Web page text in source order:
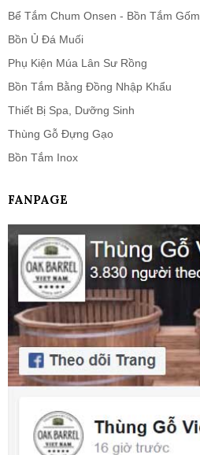
Bể Tắm Chum Onsen - Bồn Tắm Gốm
Bồn Ủ Đá Muối
Phụ Kiện Múa Lân Sư Rồng
Bồn Tắm Bằng Đồng Nhập Khẩu
Thiết Bị Spa, Dưỡng Sinh
Thùng Gỗ Đựng Gạo
Bồn Tắm Inox
FANPAGE